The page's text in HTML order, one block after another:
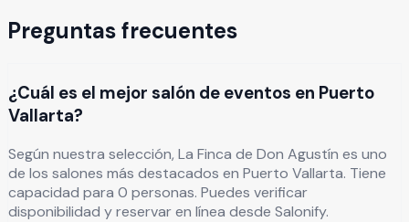
Preguntas frecuentes
¿Cuál es el mejor salón de eventos en Puerto
Vallarta?
Según nuestra selección, La Finca de Don Agustín es uno
de los salones más destacados en Puerto Vallarta. Tiene
capacidad para 0 personas. Puedes verificar
disponibilidad y reservar en línea desde Salonify.